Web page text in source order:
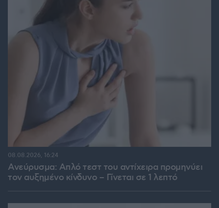
Ανεύρυσμα: Απλό τεστ του αντίχειρα προμηνύει
τον αυξημένο κίνδυνο – Γίνεται σε 1 λεπτό
08.08.2026, 16:24